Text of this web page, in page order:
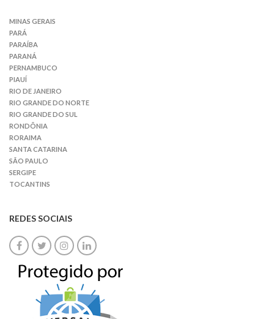
MINAS GERAIS
PARÁ
PARAÍBA
PARANÁ
PERNAMBUCO
PIAUÍ
RIO DE JANEIRO
RIO GRANDE DO NORTE
RIO GRANDE DO SUL
RONDÔNIA
RORAIMA
SANTA CATARINA
SÃO PAULO
SERGIPE
TOCANTINS
REDES SOCIAIS